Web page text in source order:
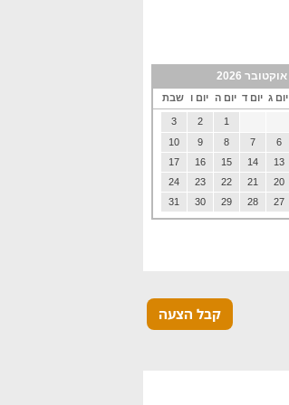
אוקטובר 2026
יום ג יום ד יום ה יום ו שבת
1
2
3
6
7
8
9
10
13
14
15
16
17
20
21
22
23
24
27
28
29
30
31
קבל הצעה